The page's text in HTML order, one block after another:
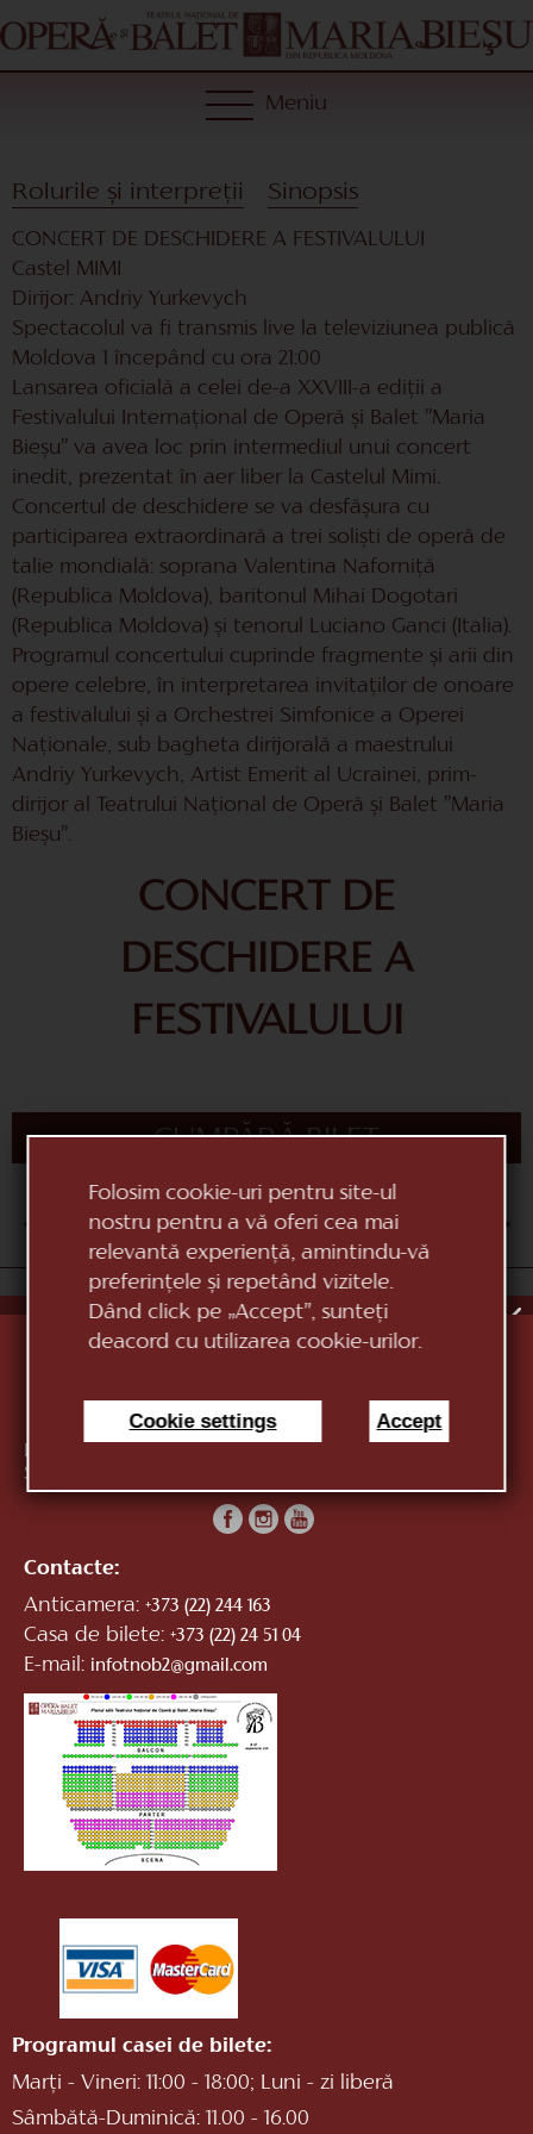
Folosim cookie-uri pentru site-ul
nostru pentru a vă oferi cea mai
relevantă experiență, amintindu-vă
preferințele și repetând vizitele.
Dând click pe „Accept”, sunteți
deacord cu utilizarea cookie-urilor.
Cookie settings Accept
Meniu
Rolurile și interpreții Sinopsis
CONCERT DE DESCHIDERE A FESTIVALULUI
Castel MIMI
Dirijor: Andriy Yurkevych
Spectacolul va fi transmis live la televiziunea publică
Moldova 1 începând cu ora 21:00
Lansarea oficială a celei de-a XXVIII-a ediții a
Festivalului Internațional de Operă și Balet ”Maria
Bieșu” va avea loc prin intermediul unui concert
inedit, prezentat în aer liber la Castelul Mimi.
Concertul de deschidere se va desfășura cu
participarea extraordinară a trei soliști de operă de
talie mondială: soprana Valentina Naforniță
(Republica Moldova), baritonul Mihai Dogotari
(Republica Moldova) și tenorul Luciano Ganci (Italia).
Programul concertului cuprinde fragmente și arii din
opere celebre, în interpretarea invitaților de onoare
a festivalului și a Orchestrei Simfonice a Operei
Naționale, sub bagheta dirijorală a maestrului
Andriy Yurkevych, Artist Emerit al Ucrainei, prim-
dirijor al Teatrului Național de Operă și Balet ”Maria
Bieșu”.
CONCERT DE
DESCHIDERE A
FESTIVALULUI
CUMPĂRĂ BILET
1 2 3 4 5 6 7 10
«Teatrul Național de Operă și Balet Maria Bieșu»
Ștefan cel Mare, 152
Contacte:
Anticamera: +373 (22) 244 163
Casa de bilete: +373 (22) 24 51 04
E-mail: infotnob2@gmail.com
Programul casei de bilete:
Marți - Vineri: 11:00 - 18:00; Luni - zi liberă
Sâmbătă-Duminică: 11.00 - 16.00